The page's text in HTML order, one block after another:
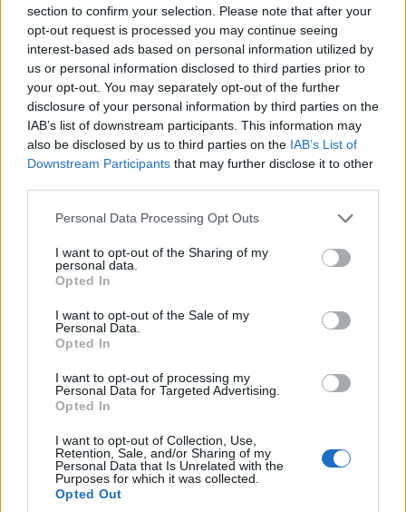
section to confirm your selection. Please note that after your
opt-out request is processed you may continue seeing
interest-based ads based on personal information utilized by
us or personal information disclosed to third parties prior to
your opt-out. You may separately opt-out of the further
disclosure of your personal information by third parties on the
IAB’s list of downstream participants. This information may
also be disclosed by us to third parties on the IAB’s List of
Downstream Participants that may further disclose it to other
Please note that this website/app uses one or more Google
not limited to your visit or usage behaviour. You may click to
grant or deny consent to Google and its third-party tags to
use your data for below specified purposes in below Google
consent section.
Personal Data Processing Opt Outs
I want to opt-out of the Sharing of my
personal data.
Opted In
I want to opt-out of the Sale of my
Personal Data.
Opted In
I want to opt-out of processing my
Personal Data for Targeted Advertising.
Opted In
I want to opt-out of Collection, Use,
Retention, Sale, and/or Sharing of my
Personal Data that Is Unrelated with the
Purposes for which it was collected.
Opted Out